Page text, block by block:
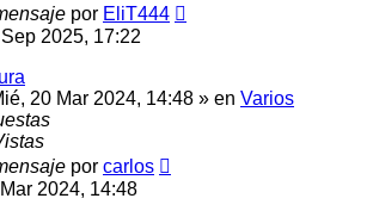
por EliT444
2025, 17:22
20 Mar 2024, 14:48 » en Varios
por carlos
2024, 14:48